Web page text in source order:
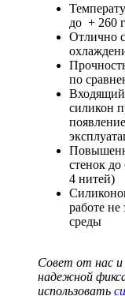
до + 260
Отлично
по
Входящий
силикон
стенок
4 нитей)
работе
среды
Совет от нас и
надежной
использовать